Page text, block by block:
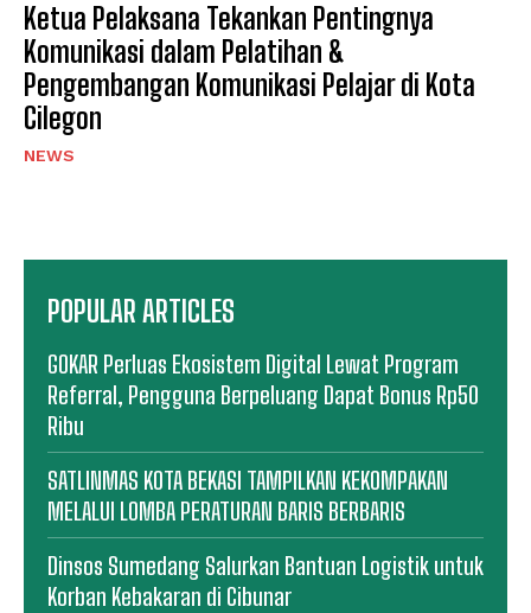
Ketua Pelaksana Tekankan Pentingnya
Komunikasi dalam Pelatihan &
Pengembangan Komunikasi Pelajar di Kota
Cilegon
NEWS
POPULAR ARTICLES
GOKAR Perluas Ekosistem Digital Lewat Program
Referral, Pengguna Berpeluang Dapat Bonus Rp50
Ribu
SATLINMAS KOTA BEKASI TAMPILKAN KEKOMPAKAN
MELALUI LOMBA PERATURAN BARIS BERBARIS
Dinsos Sumedang Salurkan Bantuan Logistik untuk
Korban Kebakaran di Cibunar